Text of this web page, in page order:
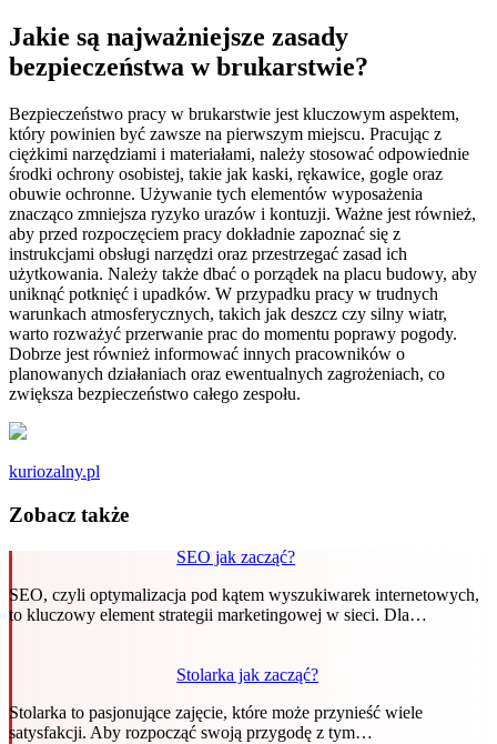
Jakie są najważniejsze zasady
bezpieczeństwa w brukarstwie?
Bezpieczeństwo pracy w brukarstwie jest kluczowym aspektem,
który powinien być zawsze na pierwszym miejscu. Pracując z
ciężkimi narzędziami i materiałami, należy stosować odpowiednie
środki ochrony osobistej, takie jak kaski, rękawice, gogle oraz
obuwie ochronne. Używanie tych elementów wyposażenia
znacząco zmniejsza ryzyko urazów i kontuzji. Ważne jest również,
aby przed rozpoczęciem pracy dokładnie zapoznać się z
instrukcjami obsługi narzędzi oraz przestrzegać zasad ich
użytkowania. Należy także dbać o porządek na placu budowy, aby
uniknąć potknięć i upadków. W przypadku pracy w trudnych
warunkach atmosferycznych, takich jak deszcz czy silny wiatr,
warto rozważyć przerwanie prac do momentu poprawy pogody.
Dobrze jest również informować innych pracowników o
planowanych działaniach oraz ewentualnych zagrożeniach, co
zwiększa bezpieczeństwo całego zespołu.
kuriozalny.pl
Zobacz także
SEO jak zacząć?
SEO, czyli optymalizacja pod kątem wyszukiwarek internetowych,
to kluczowy element strategii marketingowej w sieci. Dla…
Stolarka jak zacząć?
Stolarka to pasjonujące zajęcie, które może przynieść wiele
satysfakcji. Aby rozpocząć swoją przygodę z tym…